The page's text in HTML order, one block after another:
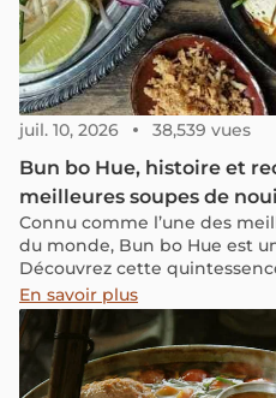
juil. 10, 2026 38,539 vues
Bun bo Hue, histoire et
meilleures soupes de
Connu comme l’une des
du monde, Bun bo Hue est
Découvrez cette
impériale dans notre article!
En savoir plus